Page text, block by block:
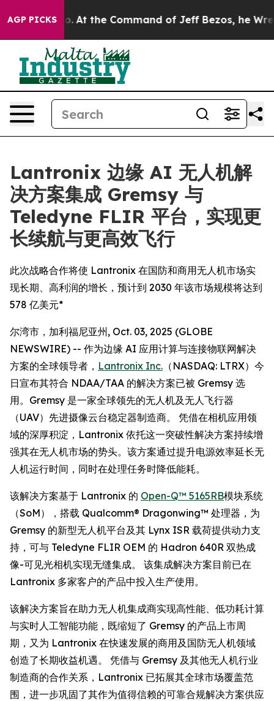
AGP PICKS
No. At the Command of Jeff Bezos, he Wrecked
Lantronix 边缘 AI 无人机解
决方案集成 Gremsy 与
Teledyne FLIR 平台，实现更
长续航与更高效飞行
此次战略合作将使 Lantronix 在国防和商用无人机市场实
现长期、高利润的增长，预计到 2030 年该市场规模将达到
578 亿美元*
尔湾市，加利福尼亚州, Oct. 03, 2025 (GLOBE
NEWSWIRE) -- 作为边缘 AI 应用计算与连接物联网解决
方案的全球领导者， Lantronix Inc. （NASDAQ: LTRX）今
日宣布其符合 NDAA/TAA 的解决方案已被 Gremsy 选
用。Gremsy 是一家全球领先的无人机及无人飞行器
（UAV）先进摄像云台稳定器制造商。 凭借在相机应用领
域的深厚积淀，Lantronix 依托这一突破性解决方案持续增
强其在无人机市场的势头。该方案通过提升电源效率延长无
人机运行时间，同时在处理任务时降低能耗。
该解决方案基于 Lantronix 的 Open-Q™ 5165RB模块系统
（SoM），搭载 Qualcomm® Dragonwing™ 处理器，为
Gremsy 的新型无人机平台及其 Lynx ISR 载荷提供动力支
持，可与 Teledyne FLIR OEM 的 Hadron 640R 双热成
像-可见光相机实现无缝集成。 该集成解决方案目前已在
Lantronix 多家客户的产品中投入生产使用。
该解决方案旨在助力无人机集成商实现高性能、低功耗计算
与实时人工智能功能，既缩短了 Gremsy 的产品上市周
期，又为 Lantronix 在快速发展的商用及国防无人机领域
创造了长期收益机遇。 凭借与 Gremsy 及其他无人机行业
制造商的合作关系，Lantronix 已拓展其全球市场覆盖范
围，进一步巩固了其作为值得信赖的可靠合规解决方案供应